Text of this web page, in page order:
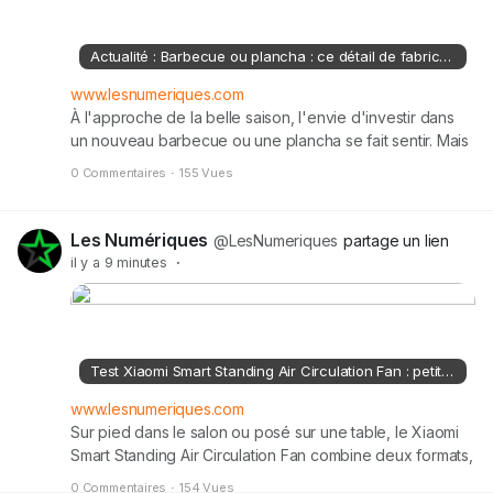
Actualité : Barbecue ou plancha : ce détail de fabrication bien précis qui gâche les grillades de la plupart des acheteurs
www.lesnumeriques.com
À l'approche de la belle saison, l'envie d'investir dans
un nouveau barbecue ou une plancha se fait sentir. Mais
que la viande n'accroche ou que l'équipement ne se
détériore prématurément,...
0 Commentaires · 155 Vues
Les Numériques @LesNumeriques partage un lien
il y a 9 minutes ·
Test Xiaomi Smart Standing Air Circulation Fan : petit format, mais vrai courant d'air
www.lesnumeriques.com
Sur pied dans le salon ou posé sur une table, le Xiaomi
Smart Standing Air Circulation Fan combine deux formats,
0 Commentaires · 154 Vues